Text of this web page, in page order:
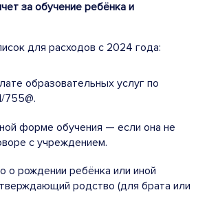
за обучение ребёнка и
для расходов с 2024 года:
образовательных услуг по
форме обучения — если она не
с учреждением.
о рождении ребёнка или иной
родство (для брата или